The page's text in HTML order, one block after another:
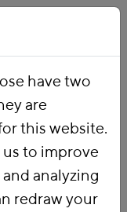
are not
have two
are
this website.
to improve
analyzing
redraw your